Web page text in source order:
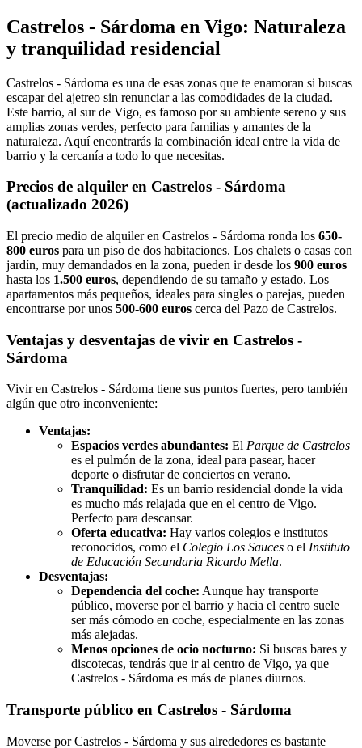
Castrelos - Sárdoma en Vigo: Naturaleza
y tranquilidad residencial
Castrelos - Sárdoma es una de esas zonas que te enamoran si buscas
escapar del ajetreo sin renunciar a las comodidades de la ciudad.
Este barrio, al sur de Vigo, es famoso por su ambiente sereno y sus
amplias zonas verdes, perfecto para familias y amantes de la
naturaleza. Aquí encontrarás la combinación ideal entre la vida de
barrio y la cercanía a todo lo que necesitas.
Precios de alquiler en Castrelos - Sárdoma
(actualizado 2026)
El precio medio de alquiler en Castrelos - Sárdoma ronda los 650-
800 euros para un piso de dos habitaciones. Los chalets o casas con
jardín, muy demandados en la zona, pueden ir desde los 900 euros
hasta los 1.500 euros, dependiendo de su tamaño y estado. Los
apartamentos más pequeños, ideales para singles o parejas, pueden
encontrarse por unos 500-600 euros cerca del Pazo de Castrelos.
Ventajas y desventajas de vivir en Castrelos -
Sárdoma
Vivir en Castrelos - Sárdoma tiene sus puntos fuertes, pero también
algún que otro inconveniente:
Ventajas:
Espacios verdes abundantes: El Parque de Castrelos
es el pulmón de la zona, ideal para pasear, hacer
deporte o disfrutar de conciertos en verano.
Tranquilidad: Es un barrio residencial donde la vida
es mucho más relajada que en el centro de Vigo.
Perfecto para descansar.
Oferta educativa: Hay varios colegios e institutos
reconocidos, como el Colegio Los Sauces o el Instituto
de Educación Secundaria Ricardo Mella.
Desventajas:
Dependencia del coche: Aunque hay transporte
público, moverse por el barrio y hacia el centro suele
ser más cómodo en coche, especialmente en las zonas
más alejadas.
Menos opciones de ocio nocturno: Si buscas bares y
discotecas, tendrás que ir al centro de Vigo, ya que
Castrelos - Sárdoma es más de planes diurnos.
Transporte público en Castrelos - Sárdoma
Moverse por Castrelos - Sárdoma y sus alrededores es bastante